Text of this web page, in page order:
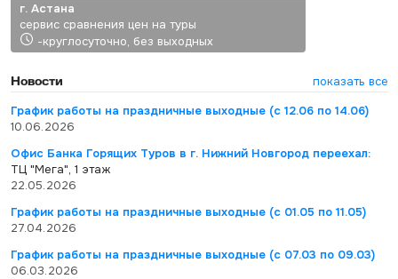
г. Астана
сервис сравнения цен на туры
-круглосуточно, без выходных
Новости
показать все
График работы на праздничные выходные (с 12.06 по 14.06)
10.06.2026
Офис Банка Горящих Туров в г. Нижний Новгород переехал:
ТЦ "Мега", 1 этаж
22.05.2026
График работы на праздничные выходные (с 01.05 по 11.05)
27.04.2026
График работы на праздничные выходные (с 07.03 по 09.03)
06.03.2026